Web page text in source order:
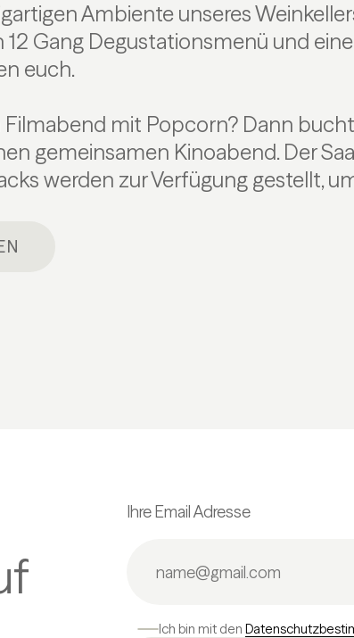
Ambiente unseres
12 Gang Degustationsmenü und
euch.
mit Popcorn? Dann
gemeinsamen Kinoabend. Der
werden zur Verfügung gestellt,
Ihre Email Adresse
Ich bin mit den